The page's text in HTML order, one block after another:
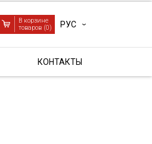
В корзине
товаров (0) РУС
КОНТАКТЫ